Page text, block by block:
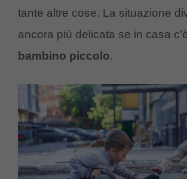
tante altre cose. La situazione
ancora più delicata se in casa
bambino piccolo.